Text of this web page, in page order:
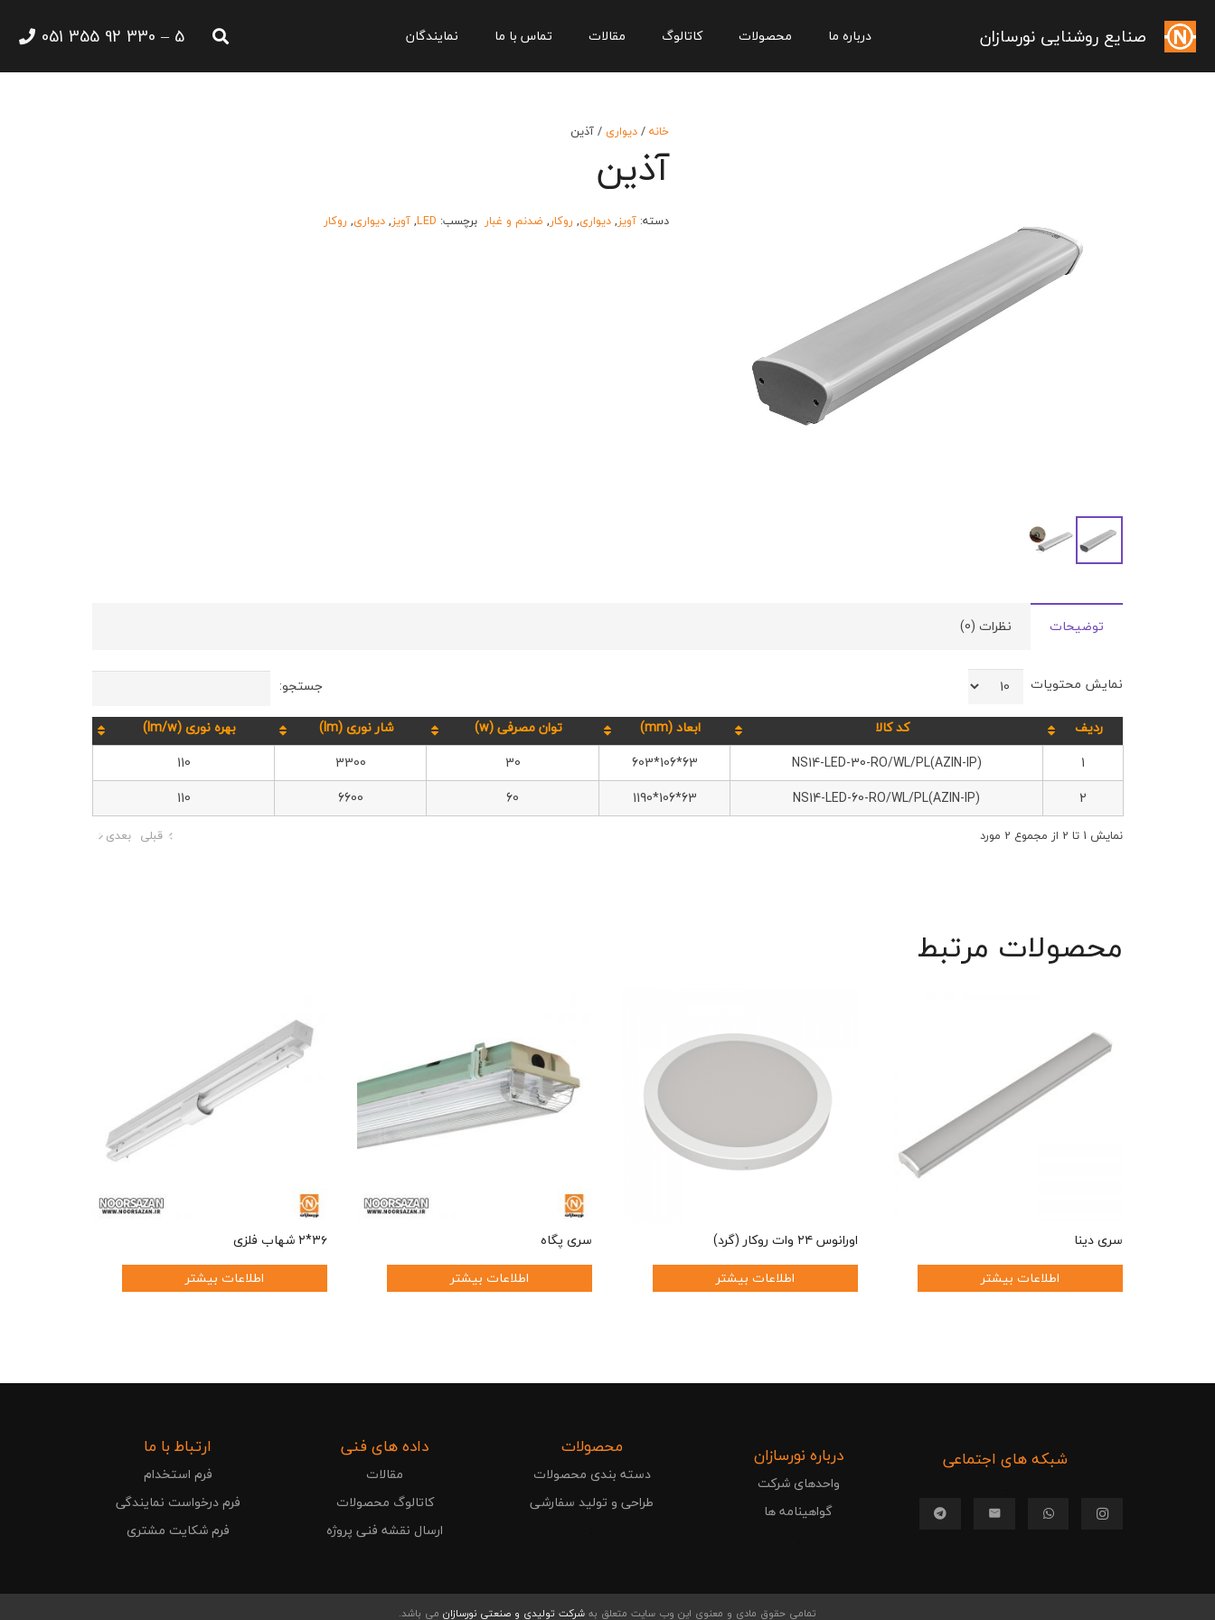
صنایع روشنایی نورسازان درباره ما محصولات کاتالوگ مقالات تماس با ما نمایندگان 5 – 330 92 355 051
خانه/دیواری / آذین
آذین
دسته: آویز,دیواری, روکار, ضدنم و غبار برچسب: LED
,آویز,دیواری, روکار
توضیحات نظرات (0)
نمایش محتویات
جستجو:
ردیف
کد کالا ابعاد (mm) توان مصرفی (w) شار نوری (lm)
بهره نوری (lm/w)
1
NS14-LED-30-RO/WL/PL(AZIN-IP)
63*106*603
30
3300
110
2
NS14-LED-60-RO/WL/PL(AZIN-IP)
63*106*1190
60
6600
110
نمایش 1 تا 2 از مجموع 2 مورد قبلی بعدی
محصولات مرتبط
سری دینا
اطلاعات بیشتر
اورانوس ۲۴ وات روکار (گرد)
اطلاعات بیشتر
سری پگاه
اطلاعات بیشتر
۳۶*۲ شهاب فلزی
اطلاعات بیشتر
شبکه های اجتماعی درباره نورسازان
واحدهای شرکت
گواهینامه ها
محصولات
دسته بندی محصولات
طراحی و تولید سفارشی
داده های فنی
مقالات
کاتالوگ محصولات
ارسال نقشه فنی پروژه
ارتباط با ما
فرم استخدام
فرم درخواست نمایندگی
فرم شکایت مشتری
تمامی حقوق مادی و معنوی این وب سایت متعلق به شرکت تولیدی و صنعتی نورسازان می باشد.